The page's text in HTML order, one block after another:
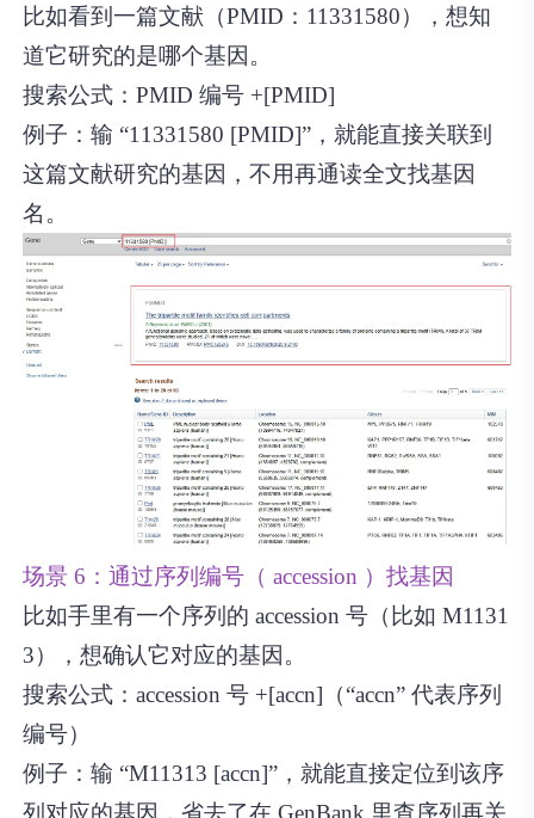
比如看到一篇文献（PMID：11331580），想知
道它研究的是哪个基因。
搜索公式：PMID 编号 +[PMID]
例子：输 “11331580 [PMID]”，就能直接关联到
这篇文献研究的基因，不用再通读全文找基因
名。
场景 6：通过序列编号（ accession ）找基因
比如手里有一个序列的 accession 号（比如 M1131
3），想确认它对应的基因。
搜索公式：accession 号 +[accn]（“accn” 代表序列
编号）
例子：输 “M11313 [accn]”，就能直接定位到该序
列对应的基因，省去了在 GenBank 里查序列再关